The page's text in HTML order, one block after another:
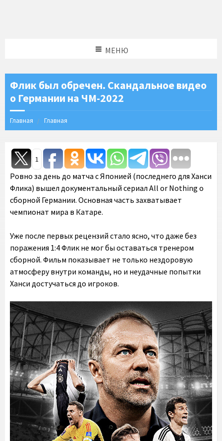
МЕНЮ
Флик был обречен. Скандальное видео
о Германии на ЧМ-2022
Главная Главная
1
Ровно за день до матча с Японией (последнего для Ханси
Флика) вышел документальный сериал All or Nothing о
сборной Германии. Основная часть захватывает
чемпионат мира в Катаре.
Уже после первых рецензий стало ясно, что даже без
поражения 1:4 Флик не мог бы оставаться тренером
сборной. Фильм показывает не только нездоровую
атмосферу внутри команды, но и неудачные попытки
Ханси достучаться до игроков.